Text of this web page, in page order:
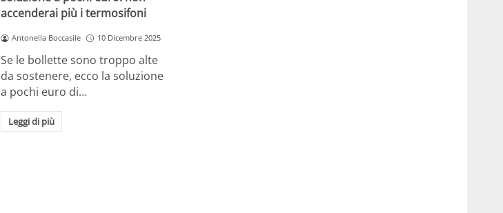
accenderai più i termosifoni
Antonella Boccasile 10 Dicembre 2025
Se le bollette sono troppo alte
da sostenere, ecco la soluzione
a pochi euro di…
Leggi di più